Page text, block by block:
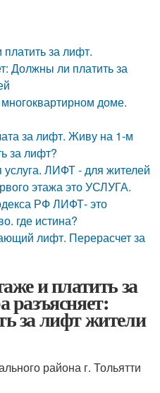
за лифт.
Должны ли платить за
доме.
за лифт. Живу на 1-м
за лифт?
ЛИФТ - для жителей
этажа это УСЛУГА.
РФ ЛИФТ- это
где истина?
лифт. Перерасчет за
и платить за
разъясняет:
за лифт жители
района г. Тольятти